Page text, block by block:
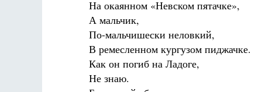
На окаянном «Невском пятачке»,
А мальчик,
По-мальчишески неловкий,
В ремесленном кургузом пиджачке.
Как он погиб на Ладоге,
Не знаю.